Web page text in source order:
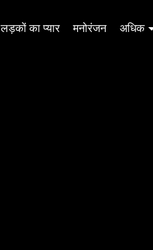
लड़कों का प्यार मनोरंजन अधिक